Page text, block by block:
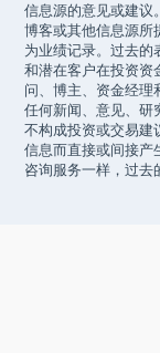
信息源的意见或建议
博客或其他信息源所
为业绩记录。过去的
和潜在客户在投资资
问、博主、资金经理
任何新闻、意见、研
不构成投资或交易建
信息而直接或间接产
咨询服务一样，过去